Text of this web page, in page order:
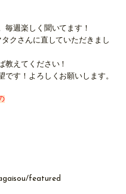
毎週楽しく聞いてます！
クさんに直していただきまし
教えてください！
す！よろしくお願いします。
featured